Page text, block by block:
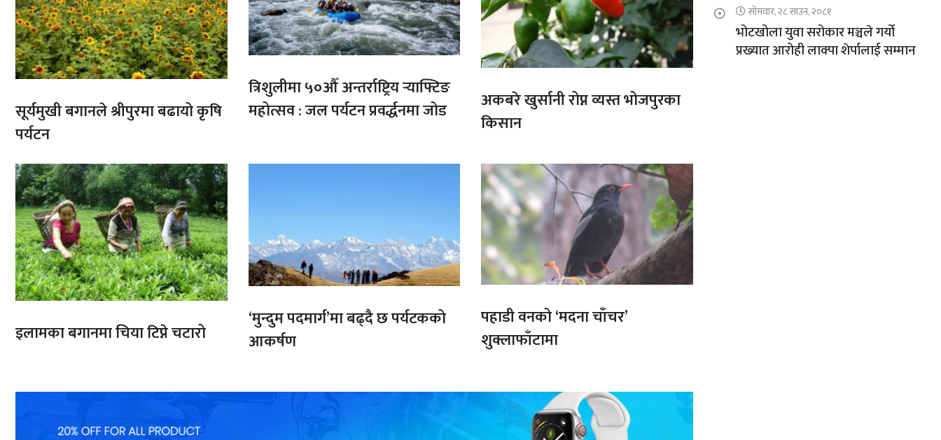
सूर्यमुखी बगानले श्रीपुरमा बढायो कृषि
पर्यटन
त्रिशुलीमा ५०औँ अन्तर्राष्ट्रिय र्‍याफ्टिङ
महोत्सव : जल पर्यटन प्रवर्द्धनमा जोड
अकबरे खुर्सानी रोप्न व्यस्त भोजपुरका
किसान
इलामका बगानमा चिया टिप्ने चटारो
‘मुन्दुम पदमार्ग’मा बढ्दै छ पर्यटकको
आकर्षण
पहाडी वनको ‘मदना चाँचर’
शुक्लाफाँटामा
सोमवार, २८ साउन, २०८१
भोटखोला युवा सरोकार मञ्चले गर्यो
प्रख्यात आरोही लाक्पा शेर्पालाई सम्मान